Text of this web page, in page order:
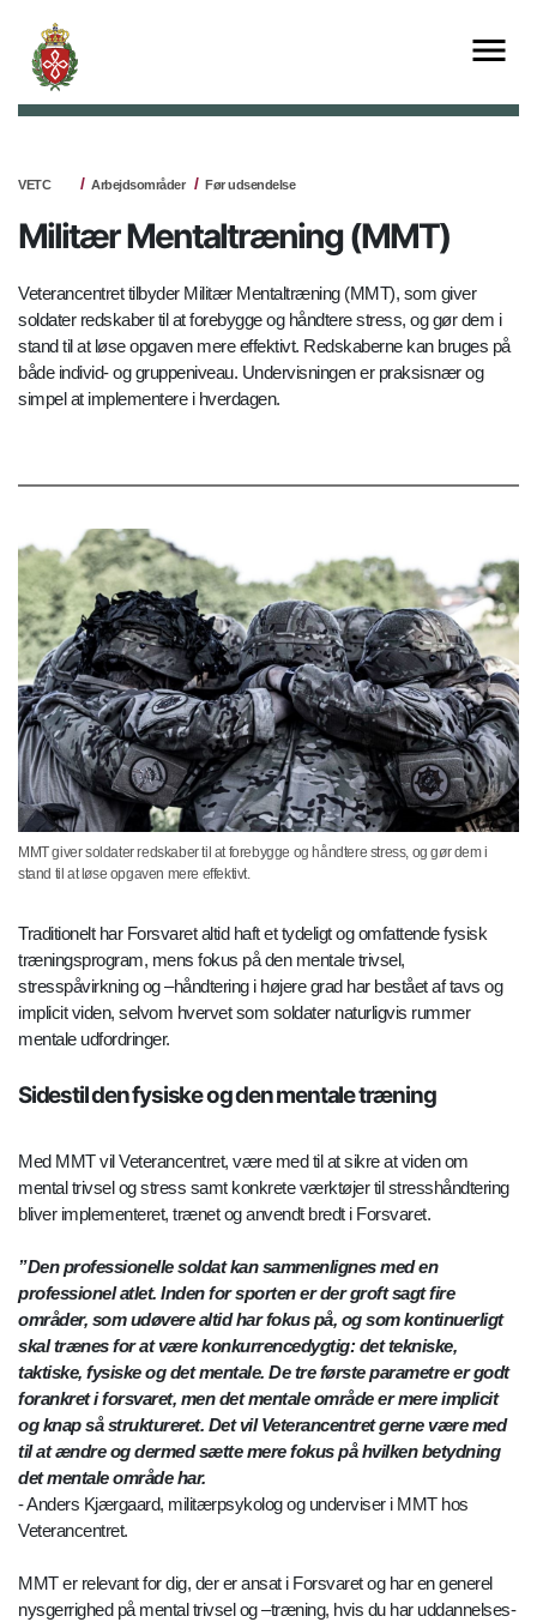
VETC Arbejdsområder Før udsendelse
Militær Mentaltræning (MMT)
Veterancentret tilbyder Militær Mentaltræning (MMT), som giver
soldater redskaber til at forebygge og håndtere stress, og gør dem i
stand til at løse opgaven mere effektivt. Redskaberne kan bruges på
både individ- og gruppeniveau. Undervisningen er praksisnær og
simpel at implementere i hverdagen.
MMT giver soldater redskaber til at forebygge og håndtere stress, og gør dem i
stand til at løse opgaven mere effektivt.
Traditionelt har Forsvaret altid haft et tydeligt og omfattende fysisk
træningsprogram, mens fokus på den mentale trivsel,
stresspåvirkning og –håndtering i højere grad har bestået af tavs og
implicit viden, selvom hvervet som soldater naturligvis rummer
mentale udfordringer.
Sidestil den fysiske og den mentale træning
Med MMT vil Veterancentret, være med til at sikre at viden om
mental trivsel og stress samt konkrete værktøjer til stresshåndtering
bliver implementeret, trænet og anvendt bredt i Forsvaret.
”Den professionelle soldat kan sammenlignes med en
professionel atlet. Inden for sporten er der groft sagt fire
områder, som udøvere altid har fokus på, og som kontinuerligt
skal trænes for at være konkurrencedygtig: det tekniske,
taktiske, fysiske og det mentale. De tre første parametre er godt
forankret i forsvaret, men det mentale område er mere implicit
og knap så struktureret. Det vil Veterancentret gerne være med
til at ændre og dermed sætte mere fokus på hvilken betydning
det mentale område har.
- Anders Kjærgaard, militærpsykolog og underviser i MMT hos
Veterancentret.
MMT er relevant for dig, der er ansat i Forsvaret og har en generel
nysgerrighed på mental trivsel og –træning, hvis du har uddannelses-